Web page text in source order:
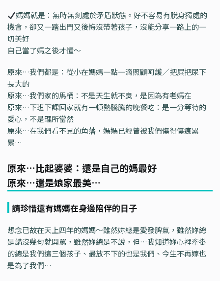
媽媽就是：無時無刻處於矛盾狀態。好不容易有脫身獨處的
機會，卻又一踏出門又後悔沒帶著孩子，沒能分享一路上的一
切美好
自己當了媽之後才懂～
原來…我們都是：從小在媽媽一點一滴照顧呵護／把屎把尿下
長大的
原來…我們家的馬桶：不是天生就不臭，是因為有老媽在
原來…下班下課回家就有一頓熱騰騰的晚餐吃：是一分等待的
愛心，不是理所當然
原來…在我們看不見的角落，媽媽已經曾被我們傷得傷痕累
累…
原來…比起婆婆：還是自己的媽最好
原來…還是娘家最美…
請珍惜還有媽媽在身邊陪伴的日子
想念已故在天上四年的媽媽～雖然妳總是愛發脾氣，雖然妳總
是講沒幾句就開罵，雖然妳總是不說，但…我知道妳心裡牽掛
的總是我們這三個孩子、最放不下的也是我們、今生不再嫁也
是為了我們…